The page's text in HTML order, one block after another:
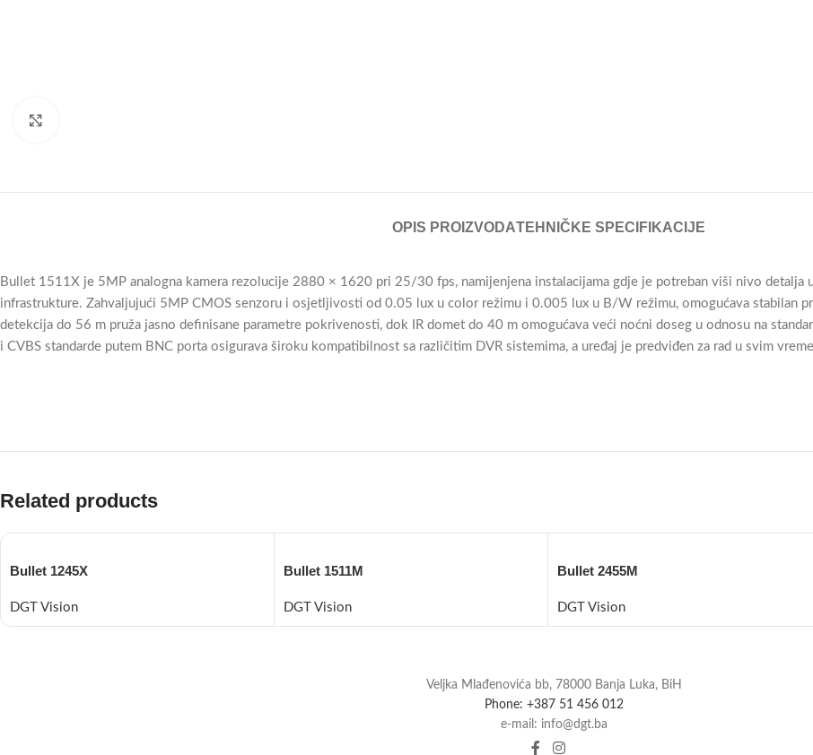
OPIS PROIZVODATEHNIČKE SPECIFIKACIJE
Bullet 1511X je 5MP analogna kamera rezolucije 2880 × 1620 pri 25/30 fps, namijenjena instalacijama gdje je potreban viši nivo detalja
infrastrukture. Zahvaljujući 5MP CMOS senzoru i osjetljivosti od 0.05 lux u color režimu i 0.005 lux u B/W režimu, omogućava stabilan
detekcija do 56 m pruža jasno definisane parametre pokrivenosti, dok IR domet do 40 m omogućava veći noćni doseg u odnosu na
i CVBS standarde putem BNC porta osigurava široku kompatibilnost sa različitim DVR sistemima, a uređaj je predviđen za rad u svim
Related products
Bullet 1245X
DGT Vision
Bullet 1511M
DGT Vision
Bullet 2455M
DGT Vision
Veljka Mlađenovića bb, 78000 Banja Luka, BiH
Phone: +387 51 456 012
e-mail: info@dgt.ba